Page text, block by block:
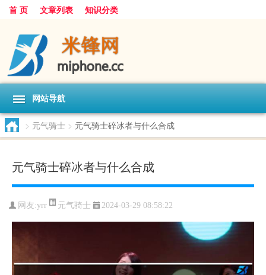
首 页 文章列表 知识分类
网站导航
> 元气骑士 > 元气骑士碎冰者与什么合成
元气骑士碎冰者与什么合成
网友:yrr 元气骑士 2024-03-29 08:58:22